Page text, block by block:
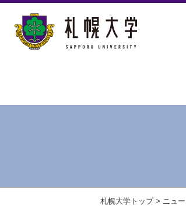
札幌大学トップ> ニュ